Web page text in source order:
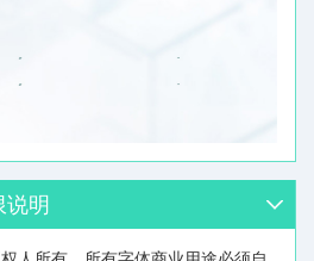
说明